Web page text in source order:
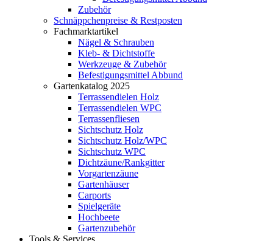
Zubehör
Schnäppchenpreise & Restposten
Fachmarktartikel
Nägel & Schrauben
Kleb- & Dichtstoffe
Werkzeuge & Zubehör
Befestigungsmittel Abbund
Gartenkatalog 2025
Terrassendielen Holz
Terrassendielen WPC
Terrassenfliesen
Sichtschutz Holz
Sichtschutz Holz/WPC
Sichtschutz WPC
Dichtzäune/Rankgitter
Vorgartenzäune
Gartenhäuser
Carports
Spielgeräte
Hochbeete
Gartenzubehör